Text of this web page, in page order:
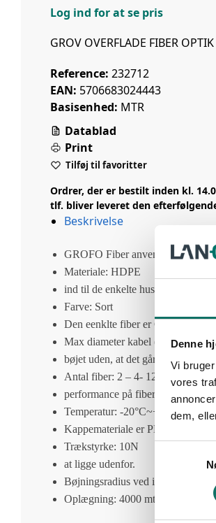
Denne
Vi
vores
dem,
m
t
Log ind for at se pris
GROV OVERFLADE FIBER OPTIK
Reference: 232712
EAN: 5706683024443
Basisenhed: MTR
Datablad
Print
Tilføj til favoritter
Ordrer, der er bestilt inden kl.
tlf. bliver leveret den
Beskrivelse
GROFO Fiber anvendes til den
Materiale: HDPE
ind til de enkelte huse/
Farve: Sort
Den eenklte fiber er G657A1 som
Max diameter kabel (D):
bøjet uden, at det går ud over
Antal fiber: 2 – 4- 12
performance på fiberen.
Temperatur: -20°C~+50°C
Kappemateriale er PE, så det kan
Trækstyrke: 10N
at ligge udenfor.
Bøjningsradius ved installation:
Oplægning: 4000 mtr